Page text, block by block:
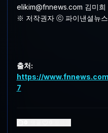
elikim@fnnews.com 김미희
※ 저작권자 ⓒ 파이낸셜뉴
출처:
https://
7